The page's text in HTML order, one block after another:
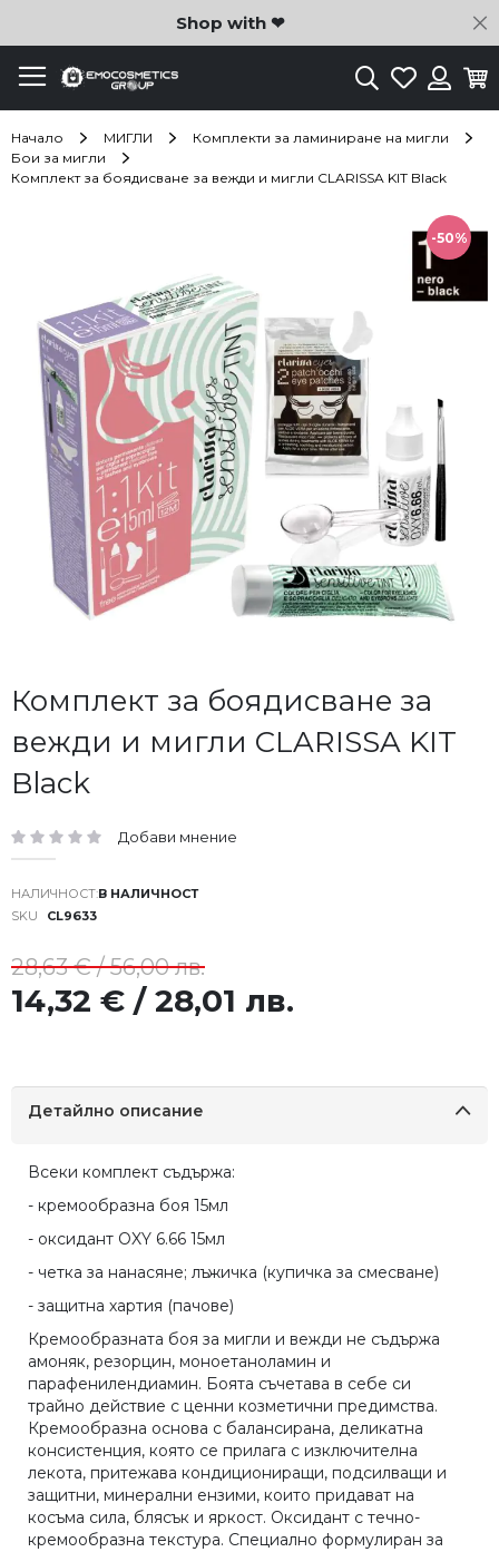
Shop with ❤
ТърсенеЛюбими
Начало МИГЛИ
Комплекти за ламиниране на мигли
Бои за мигли
Комплект за боядисване за вежди и мигли CLARISSA KIT Black
Комплект за боядисване за
вежди и мигли CLARISSA KIT
Black
рейтинг: Добави мнение
В НАЛИЧНОСТ
SKU
CL9633
14,32 € / 28,01 лв.
28,63 € / 56,00 лв.
-50%
галерията
изображенията
Преминете
към
началото
на
галерия
Детайлно описание
Всеки комплект съдържа:
- кремообразна боя 15мл
- оксидант OXY 6.66 15мл
- четка за нанасяне; лъжичка (купичка за смесване)
- защитна хартия (пачове)
Кремообразната боя за мигли и вежди не съдържа
амоняк, резорцин, моноетаноламин и
парафенилендиамин. Боята съчетава в себе си
трайно действие с ценни козметични предимства.
Кремообразна основа с балансирана, деликатна
консистенция, която се прилага с изключителна
лекота, притежава кондициониращи, подсилващи и
защитни, минерални ензими, които придават на
косъма сила, блясък и яркост. Оксидант с течно-
кремообразна текстура. Специално формулиран за